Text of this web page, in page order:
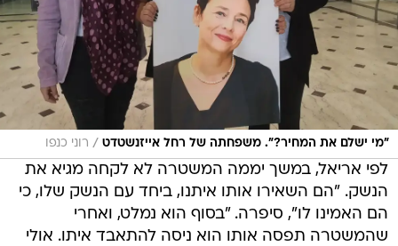
"מי ישלם את המחיר?". משפחתה של רחל אייזנשטדט / רוני כנפו
לפי אריאל, במשך יממה המשטרה לא לקחה מגיא את
הנשק. "הם השאירו אותו איתנו, ביחד עם הנשק שלו, כי
הם האמינו לו", סיפרה. "בסוף הוא נמלט, ואחרי
שהמשטרה תפסה אותו הוא ניסה להתאבד איתו. אולי